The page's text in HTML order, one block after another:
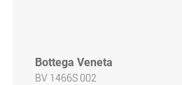
Bottega Veneta
BV 1466S 002